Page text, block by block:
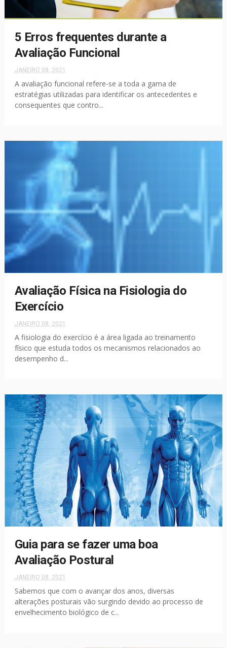
5 Erros frequentes durante a
Avaliação Funcional
JANEIRO 08, 2021
A avaliação funcional refere-se a toda a gama de
estratégias utilizadas para identificar os antecedentes e
consequentes que contro...
Avaliação Física na Fisiologia do
Exercício
JANEIRO 08, 2021
A fisiologia do exercício é a área ligada ao treinamento
físico que estuda todos os mecanismos relacionados ao
desempenho d...
Guia para se fazer uma boa
Avaliação Postural
JANEIRO 08, 2021
Sabemos que com o avançar dos anos, diversas
alterações posturais vão surgindo devido ao processo de
envelhecimento biológico de c...